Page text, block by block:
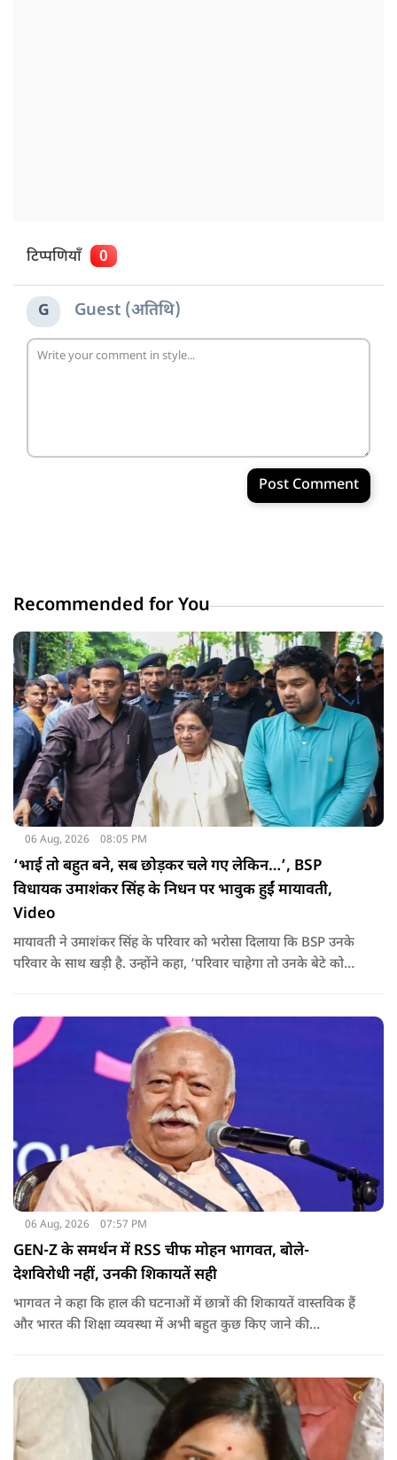
टिप्पणियाँ 0
G Guest (अतिथि)
Post Comment
Recommended for You
06 Aug, 2026 08:05 PM
‘भाई तो बहुत बने, सब छोड़कर चले गए लेकिन…’, BSP
विधायक उमाशंकर सिंह के निधन पर भावुक हुईं मायावती,
Video
मायावती ने उमाशंकर सिंह के परिवार को भरोसा दिलाया कि BSP उनके
परिवार के साथ खड़ी है. उन्होंने कहा, ‘परिवार चाहेगा तो उनके बेटे को
06 Aug, 2026 07:57 PM
GEN-Z के समर्थन में RSS चीफ मोहन भागवत, बोले-
देशविरोधी नहीं, उनकी शिकायतें सही
भागवत ने कहा कि हाल की घटनाओं में छात्रों की शिकायतें वास्तविक हैं
और भारत की शिक्षा व्यवस्था में अभी बहुत कुछ किए जाने की